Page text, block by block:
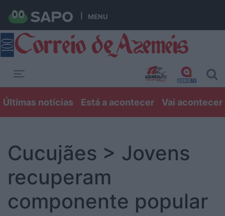
MENU
Últimas notícias Está a acontecer Vai acontecer
Cucujães > Jovens
recuperam
componente popular